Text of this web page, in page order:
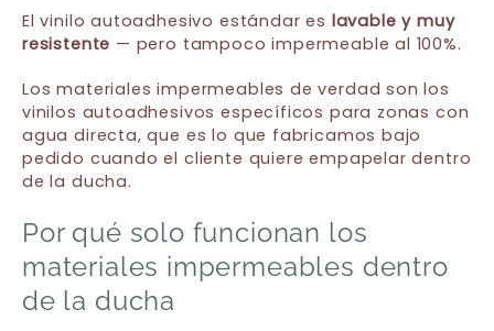
El vinilo autoadhesivo estándar es lavable y muy
resistente — pero tampoco impermeable al 100%.
Los materiales impermeables de verdad son los
vinilos autoadhesivos específicos para zonas con
agua directa, que es lo que fabricamos bajo
pedido cuando el cliente quiere empapelar dentro
de la ducha.
Por qué solo funcionan los
materiales impermeables dentro
de la ducha